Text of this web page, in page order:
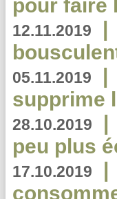
pour faire
12.11.2019 |
05.11.2019 |
supprime
28.10.2019 |
peu plus
17.10.2019 |